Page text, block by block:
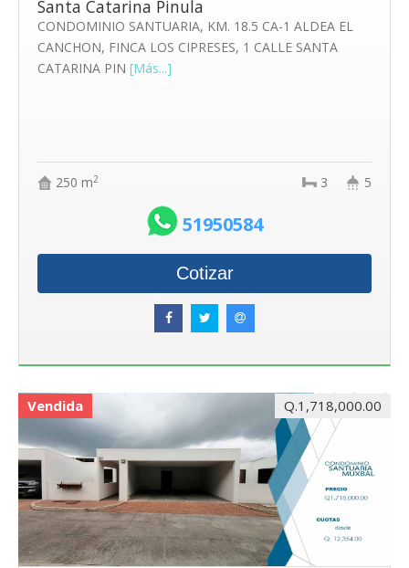
Santa Catarina Pinula
CONDOMINIO SANTUARIA, KM. 18.5 CA-1 ALDEA EL
CANCHON, FINCA LOS CIPRESES, 1 CALLE SANTA
CATARINA PIN [Más...]
250 m2 5
3
51950584
Cotizar
Vendida Q.1,718,000.00